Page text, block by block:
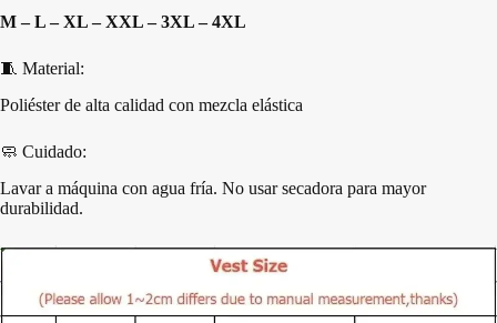
M – L – XL – XXL – 3XL – 4XL
🧵 Material:
Poliéster de alta calidad con mezcla elástica
🧼 Cuidado:
Lavar a máquina con agua fría. No usar secadora para mayor
durabilidad.